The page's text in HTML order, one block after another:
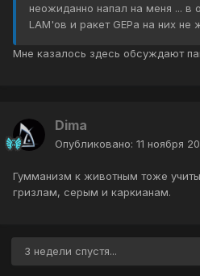
неожиданно напал на меня ... в
LAM'ов и ракет GEPа на них не
Мне казалось здесь обсуждают
Dima
Опубликовано: 11 ноября
Гумманизм к животным тоже
гризлам, серым и каркианам.
3 недели спустя...